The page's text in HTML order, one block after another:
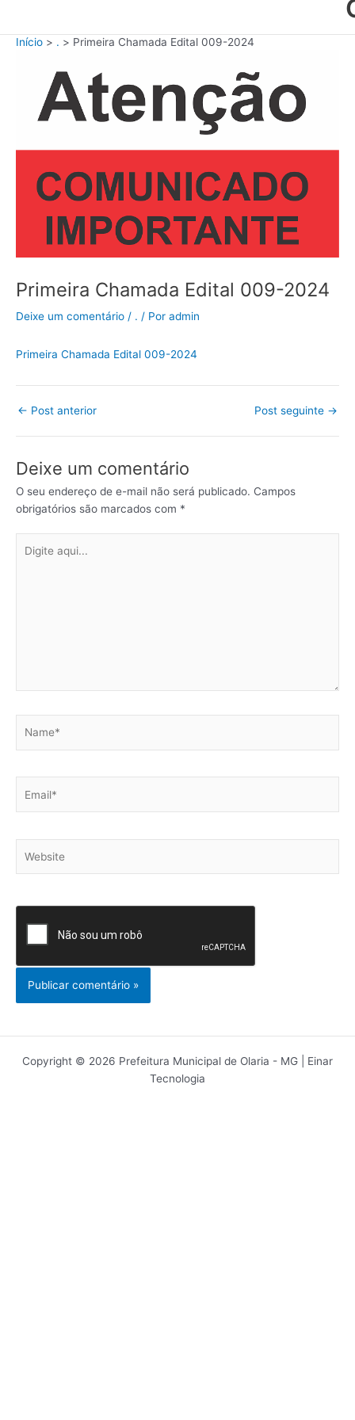
Início . Primeira Chamada Edital 009-2024
Primeira Chamada Edital 009-2024
Deixe um comentário / . / Por admin
Primeira Chamada Edital 009-2024
← Post anterior Post seguinte →
Deixe um comentário
O seu endereço de e-mail não será publicado. Campos
obrigatórios são marcados com *
aqui...
Copyright © 2026 Prefeitura Municipal de Olaria - MG | Einar
Tecnologia